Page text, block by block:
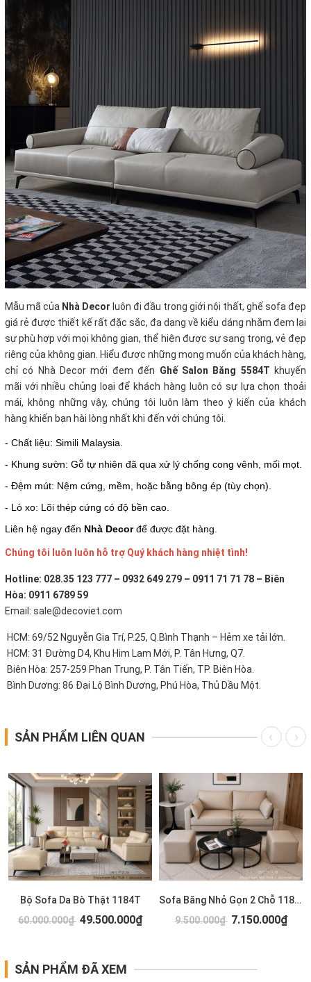
Mẫu mã của Nhà Decor luôn đi đầu trong giới nội thất, ghế sofa đẹp
giá rẻ được thiết kế rất đặc sắc, đa dạng về kiểu dáng nhằm đem lại
sự phù hợp với mọi không gian, thể hiện được sự sang trọng, vẻ đẹp
riêng của không gian. Hiểu được những mong muốn của khách hàng,
chỉ có Nhà Decor mới đem đến Ghế Salon Băng 5584T khuyến
mãi với nhiều chủng loại để khách hàng luôn có sự lựa chọn thoải
mái, không những vậy, chúng tôi luôn làm theo ý kiến của khách
hàng khiến bạn hài lòng nhất khi đến với chúng tôi.
- Chất liệu: Simili Malaysia.
- Khung sườn: Gỗ tự nhiên đã qua xử lý chống cong vênh, mối mọt.
- Đệm mút: Nệm cứng, mềm, hoặc bằng bông ép (tùy chọn).
- Lò xo: Lõi thép cứng có độ bền cao.
Liên hệ ngay đến Nhà Decorđể được đặt hàng.
Chúng tôi luôn luôn hỗ trợ Quý khách hàng nhiệt tình!
Hotline: 028.35 123 777 – 0932 649 279 – 0911 71 71 78 – Biên
Hòa: 0911 6789 59
Email: sale@decoviet.com
HCM: 69/52 Nguyễn Gia Trí, P.25, Q.Bình Thạnh – Hẻm xe tải lớn.
HCM: 31 Đường D4, Khu Him Lam Mới, P. Tân Hưng, Q7.
Biên Hòa: 257-259 Phan Trung, P. Tân Tiến, TP. Biên Hòa.
Bình Dương: 86 Đại Lộ Bình Dương, Phú Hòa, Thủ Dầu Một.
SẢN PHẨM LIÊN QUAN
Bộ Sofa Da Bò Thật 1184T
60.000.000₫ 49.500.000₫
Sofa Băng Nhỏ Gọn 2 Chỗ 1183T
9.500.000₫ 7.150.000₫
SẢN PHẨM ĐÃ XEM